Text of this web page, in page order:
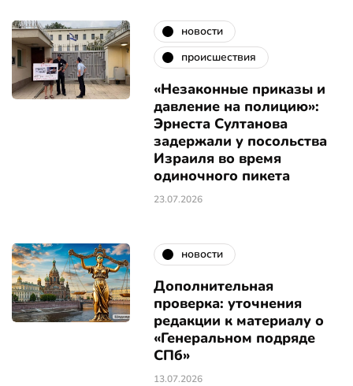
новости
происшествия
«Незаконные приказы и
давление на полицию»:
Эрнеста Султанова
задержали у посольства
Израиля во время
одиночного пикета
23.07.2026
новости
Дополнительная
проверка: уточнения
редакции к материалу о
«Генеральном подряде
СПб»
13.07.2026